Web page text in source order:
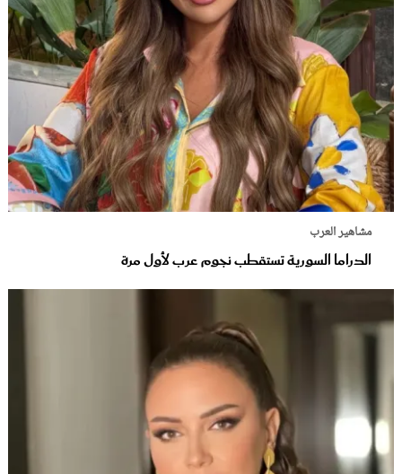
مشاهير العرب
الدراما السورية تستقطب نجوم عرب لأول مرة